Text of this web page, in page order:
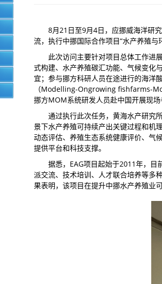
8月21日至9月4日，应挪威海洋研
流，执行中挪国际合作项目“水产养殖
此次访问主要针对项目总体工作进
式构建、水产养殖碳汇功能、气候变化
宜；参与挪方科研人员在途进行的海洋
（Modelling-Ongrowing fishfarms-
挪方MOM系统研发人员赴中国开展现场
通过执行此次任务，黄海水产研究
景下水产养殖可持续产出关键过程和机
动态评估、养殖生态系统健康评价、气
提供平台和科技支撑。
据悉，EAG项目起始于2011年，目
派交流、技术培训、人才联合培养等多
果表明，该项目在提升中挪水产养殖业